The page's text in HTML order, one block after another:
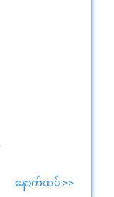
နောက်ထပ် >>